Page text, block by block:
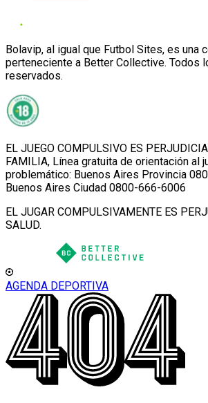
Bolavip, al igual que Futbol Sites, es una
perteneciente a Better Collective. Todos
reservados.
EL JUEGO COMPULSIVO ES
FAMILIA, Línea gratuita de orientación al
problemático: Buenos Aires Provincia
Buenos Aires Ciudad 0800-666-6006
EL JUGAR COMPULSIVAMENTE ES
SALUD.
AGENDA DEPORTIVA